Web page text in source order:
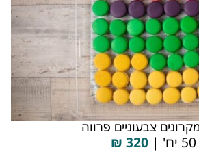
צבעוניים פרווה
50 יח' | 320
₪